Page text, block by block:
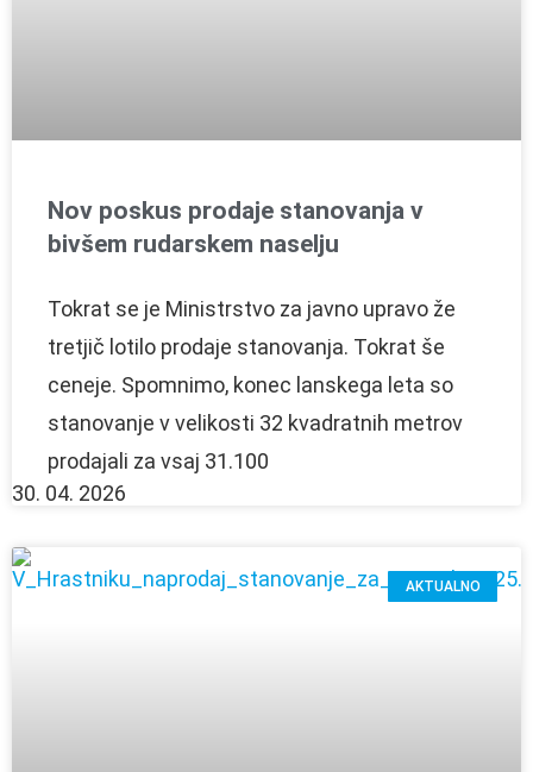
Nov poskus prodaje stanovanja v
bivšem rudarskem naselju
Tokrat se je Ministrstvo za javno upravo že
tretjič lotilo prodaje stanovanja. Tokrat še
ceneje. Spomnimo, konec lanskega leta so
stanovanje v velikosti 32 kvadratnih metrov
prodajali za vsaj 31.100
30. 04. 2026
AKTUALNO